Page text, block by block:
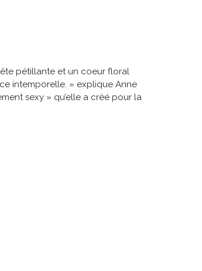
pétillante et un coeur floral
intemporelle. » explique Anne
sexy » qu’elle a créé pour la